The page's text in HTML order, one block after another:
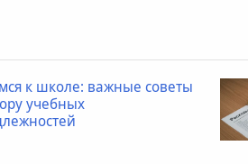
к школе: важные советы
учебных